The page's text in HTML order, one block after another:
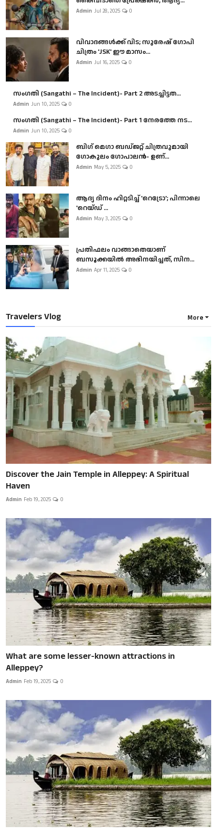
Admin Jul 28, 2025 0
വിവാദങ്ങൾക്ക് വിട; സുരേഷ് ഗോപി
ചിത്രം 'JSK' ഈ മാസം...
Admin Jul 16, 2025 0
സംഗതി (Sangathi – The Incident)- Part 2 അടച്ചിട്ടത...
Admin Jun 10, 2025 0
സംഗതി (Sangathi – The Incident)- Part 1 നേരത്തേ നട...
Admin Jun 10, 2025 0
ബി​ഗ് മെഗാ ബഡ്ജറ്റ് ചിത്രവുമായി
ഗോകുലം ഗോപാലൻ- ഉണ്...
Admin May 5, 2025 0
ആദ്യ ദിനം ഹിറ്റടിച്ച് 'റെട്രോ'; പിന്നാലെ
'റെയ്ഡ് ...
Admin May 3, 2025 0
പ്രതിഫലം വാങ്ങാതെയാണ്
ബസൂക്കയില്‍ അഭിനയിച്ചത്, സിന...
Admin Apr 11, 2025 0
Travelers Vlog More
Discover the Jain Temple in Alleppey: A Spiritual
Haven
Admin Feb 19, 2025 0
What are some lesser-known attractions in
Alleppey?
Admin Feb 19, 2025 0